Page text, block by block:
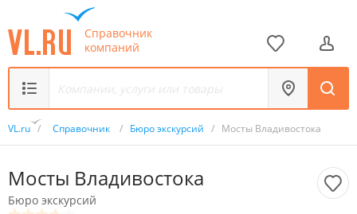
Справочник
компаний
VL.ru / Справочник / Бюро экскурсий / Мосты Владивостока
Мосты Владивостока
Бюро экскурсий